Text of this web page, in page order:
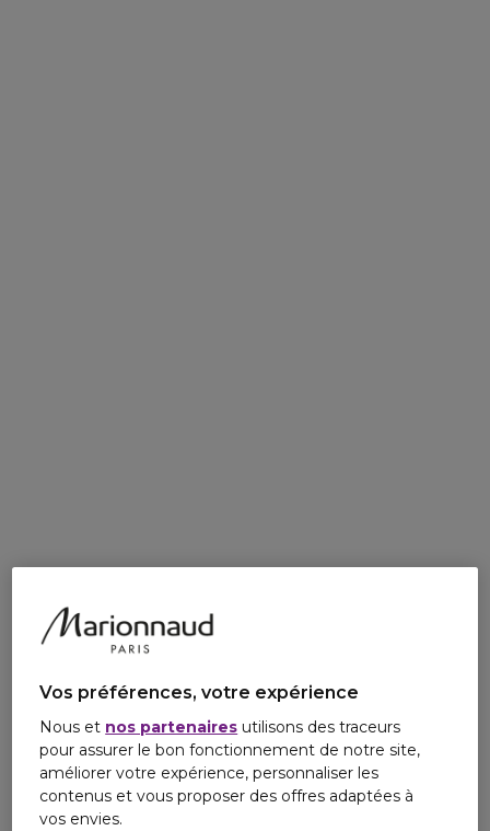
Vos préférences, votre expérience
Nous et nos partenaires utilisons des traceurs
pour assurer le bon fonctionnement de notre site,
améliorer votre expérience, personnaliser les
contenus et vous proposer des offres adaptées à
vos envies.